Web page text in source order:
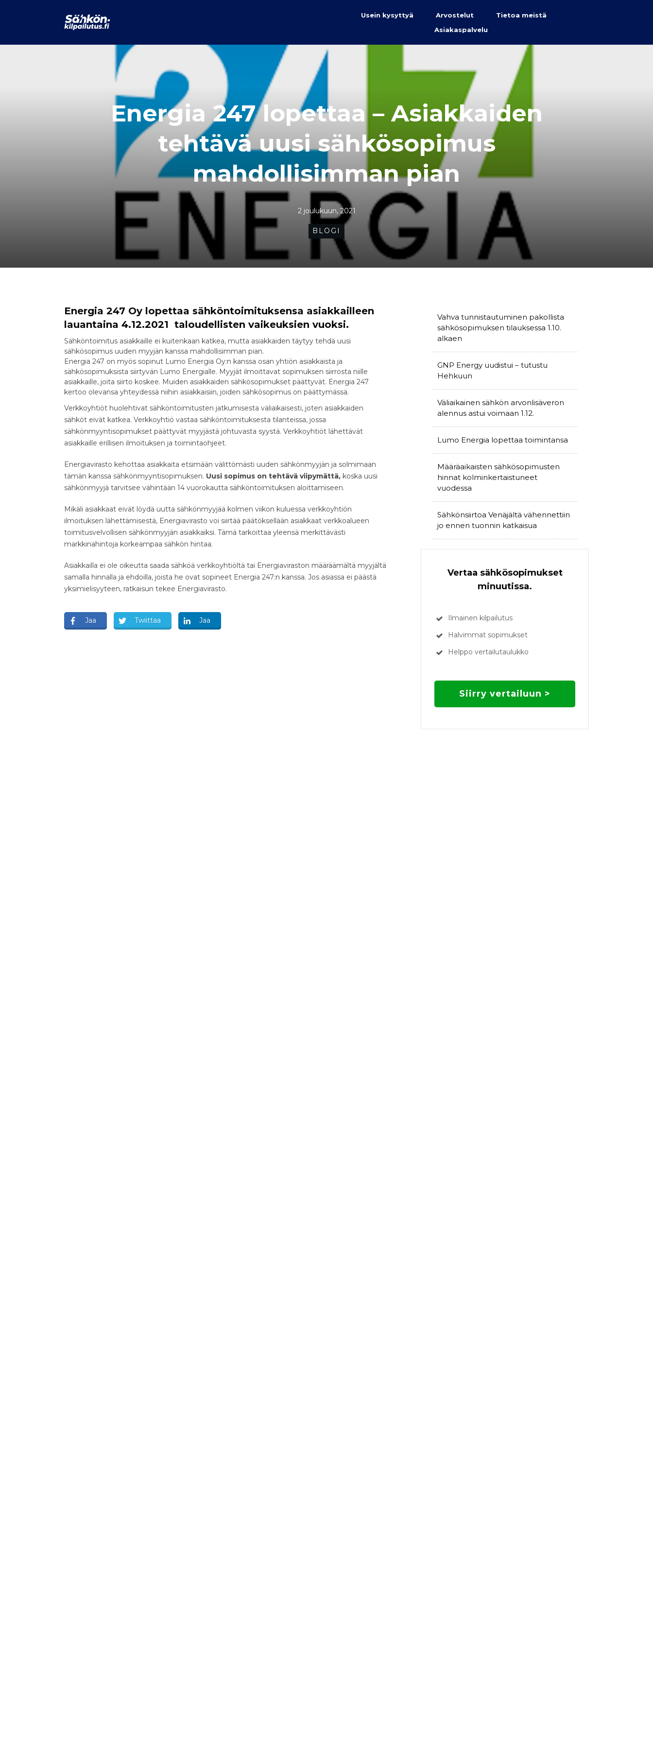
Usein kysyttyä Arvostelut
Tietoa meistä
Asiakaspalvelu
Energia 247 lopettaa – Asiakkaiden
tehtävä uusi sähkösopimus
mahdollisimman pian
2 joulukuun, 2021
BLOGI
Energia 247 Oy lopettaa sähköntoimituksensa asiakkailleen
lauantaina 4.12.2021 taloudellisten vaikeuksien vuoksi.
Sähköntoimitus asiakkaille ei kuitenkaan katkea, mutta asiakkaiden täytyy tehdä uusi
sähkösopimus uuden myyjän kanssa mahdollisimman pian.
Energia 247 on myös sopinut Lumo Energia Oy:n kanssa osan yhtiön asiakkaista ja
sähkösopimuksista siirtyvän Lumo Energialle. Myyjät ilmoittavat sopimuksen siirrosta niille
asiakkaille, joita siirto koskee. Muiden asiakkaiden sähkösopimukset päättyvät. Energia 247
kertoo olevansa yhteydessä niihin asiakkaisiin, joiden sähkösopimus on päättymässä.
Verkkoyhtiöt huolehtivat sähköntoimitusten jatkumisesta väliaikaisesti, joten asiakkaiden
sähköt eivät katkea. Verkkoyhtiö vastaa sähköntoimituksesta tilanteissa, jossa
sähkönmyyntisopimukset päättyvät myyjästä johtuvasta syystä. Verkkoyhtiöt lähettävät
asiakkaille erillisen ilmoituksen ja toimintaohjeet.
Energiavirasto kehottaa asiakkaita etsimään välittömästi uuden sähkönmyyjän ja solmimaan
tämän kanssa sähkönmyyntisopimuksen. Uusi sopimus on tehtävä viipymättä, koska uusi
sähkönmyyjä tarvitsee vähintään 14 vuorokautta sähköntoimituksen aloittamiseen.
Mikäli asiakkaat eivät löydä uutta sähkönmyyjää kolmen viikon kuluessa verkkoyhtiön
ilmoituksen lähettämisestä, Energiavirasto voi siirtää päätöksellään asiakkaat verkkoalueen
toimitusvelvollisen sähkönmyyjän asiakkaiksi. Tämä tarkoittaa yleensä merkittävästi
markkinahintoja korkeampaa sähkön hintaa.
Asiakkailla ei ole oikeutta saada sähköä verkkoyhtiöltä tai Energiaviraston määräämältä myyjältä
samalla hinnalla ja ehdoilla, joista he ovat sopineet Energia 247:n kanssa. Jos asiassa ei päästä
yksimielisyyteen, ratkaisun tekee Energiavirasto.
Jaa Twiittaa Jaa
Vahva tunnistautuminen pakollista
sähkösopimuksen tilauksessa 1.10.
alkaen
GNP Energy uudistui – tutustu
Hehkuun
Väliaikainen sähkön arvonlisäveron
alennus astui voimaan 1.12.
Lumo Energia lopettaa toimintansa
Määräaikaisten sähkösopimusten
hinnat kolminkertaistuneet
vuodessa
Sähkönsiirtoa Venäjältä vähennettiin
jo ennen tuonnin katkaisua
Vertaa sähkösopimukset
minuutissa.
Ilmainen kilpailutus
Halvimmat sopimukset
Helppo vertailutaulukko
Siirry vertailuun >